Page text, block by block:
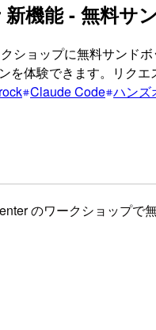
機能 - 無料サ
ショップに無料サンド
を体験できます。リク
Claude Code ハンズ
のワークショップで